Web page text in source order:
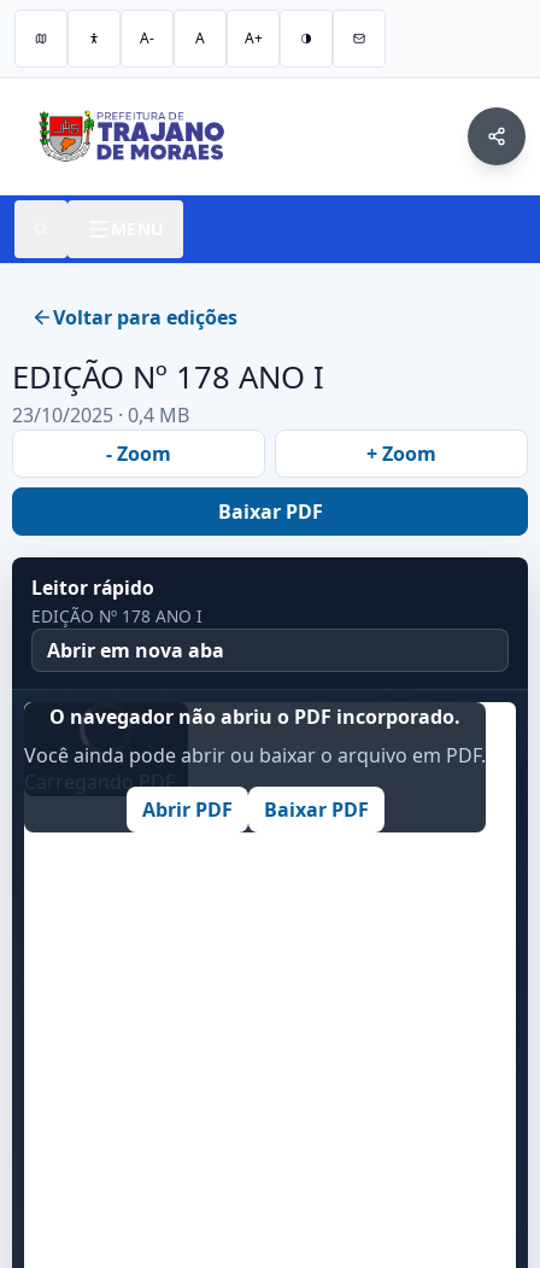
A- A A+
Voltar para edições
EDIÇÃO Nº 178 ANO I
23/10/2025 · 0,4 MB
- Zoom
+ Zoom
Baixar PDF
Leitor rápido
EDIÇÃO Nº 178 ANO I
Abrir em nova aba
Carregando PDF...
O navegador não abriu o PDF incorporado.
Você ainda pode abrir ou baixar o arquivo em PDF.
Abrir PDF Baixar PDF